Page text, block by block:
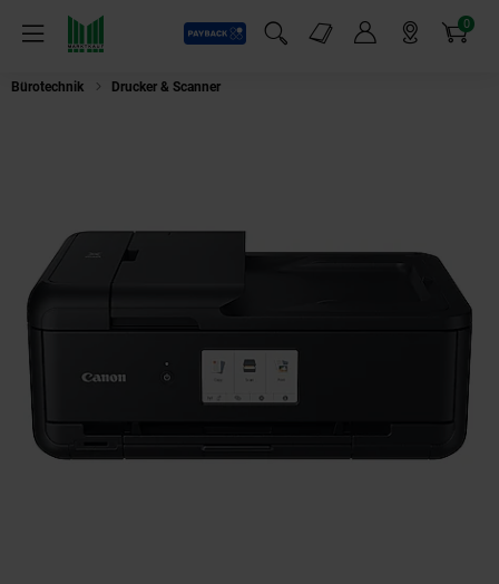
Menü
Payback
Suchfeld einblenden
Markt-Angebote 0
Artikel
Bürotechnik Drucker & Scanner